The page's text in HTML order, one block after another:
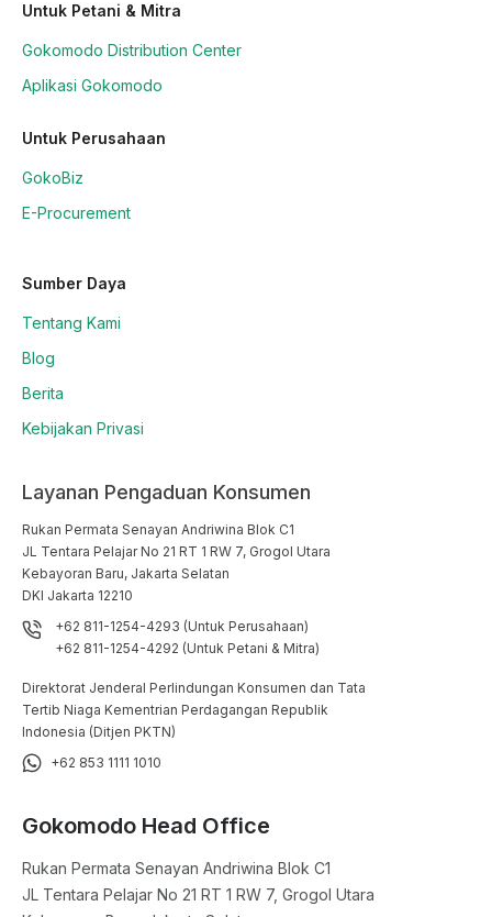
Untuk Petani & Mitra
Gokomodo Distribution Center
Aplikasi Gokomodo
Untuk Perusahaan
GokoBiz
E-Procurement
Sumber Daya
Tentang Kami
Blog
Berita
Kebijakan Privasi
Layanan Pengaduan Konsumen
Rukan Permata Senayan Andriwina Blok C1
JL Tentara Pelajar No 21 RT 1 RW 7, Grogol Utara
Kebayoran Baru, Jakarta Selatan
DKI Jakarta 12210
+62 811-1254-4293 (Untuk Perusahaan)
+62 811-1254-4292 (Untuk Petani & Mitra)
Direktorat Jenderal Perlindungan Konsumen dan Tata
Tertib Niaga Kementrian Perdagangan Republik
Indonesia (Ditjen PKTN)
+62 853 1111 1010
Gokomodo Head Office
Rukan Permata Senayan Andriwina Blok C1
JL Tentara Pelajar No 21 RT 1 RW 7, Grogol Utara